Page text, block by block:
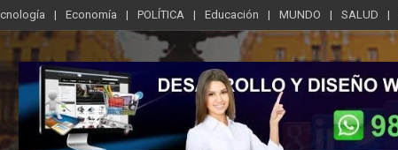
Economía POLÍTICA Educación MUNDO SALUD